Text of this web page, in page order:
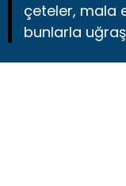
çeteler, mala
bunlarla